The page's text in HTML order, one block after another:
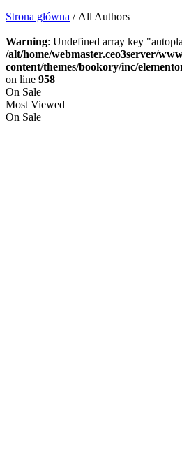
Strona główna / All Authors
Warning: Undefined array key
/alt/home/webmaster.ceo3server/
content/themes/bookory/inc/
on line 958
On Sale
Most Viewed
On Sale